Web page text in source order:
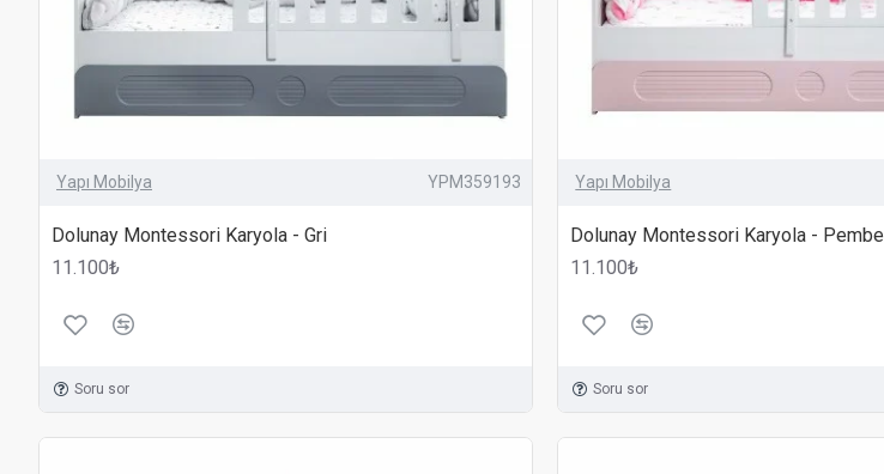
Yapı Mobilya YPM359193
Dolunay Montessori Karyola - Gri
11.100₺
Soru sor
Yapı Mobilya
Dolunay Montessori Karyola - Pembe
11.100₺
Soru sor